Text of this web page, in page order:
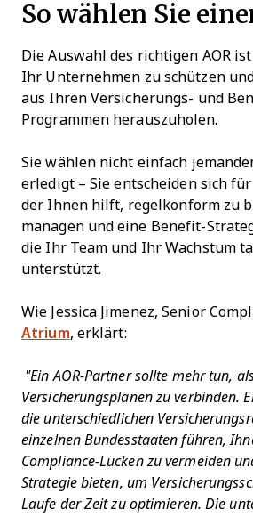
So wählen Sie
Die Auswahl des richtigen AOR
Ihr Unternehmen zu schützen
aus Ihren Versicherungs- und
Programmen herauszuholen.
Sie wählen nicht einfach
erledigt – Sie entscheiden sich
der Ihnen hilft, regelkonform zu
managen und eine Benefit-
die Ihr Team und Ihr Wachstum
unterstützt.
Wie Jessica Jimenez, Senior
Atrium, erklärt:
"Ein AOR-Partner sollte mehr tun,
Versicherungsplänen zu verbinden.
die unterschiedlichen
einzelnen Bundesstaaten führen,
Compliance-Lücken zu vermeiden
Strategie bieten, um
Laufe der Zeit zu optimieren. Die